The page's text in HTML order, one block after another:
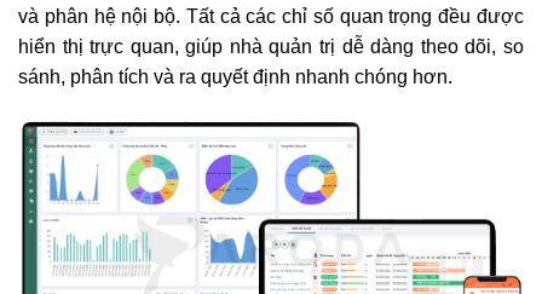
và phân hệ nội bộ. Tất cả các chỉ số quan trọng đều được
hiển thị trực quan, giúp nhà quản trị dễ dàng theo dõi, so
sánh, phân tích và ra quyết định nhanh chóng hơn.